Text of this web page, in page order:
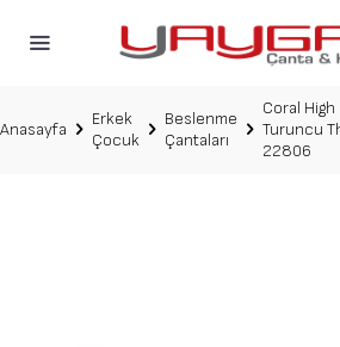
Anasayfa
Erkek
Çocuk
Beslenme
Çantaları
Coral
Turuncu
22806